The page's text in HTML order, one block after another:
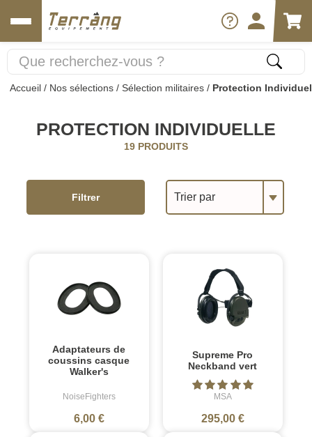
Accueil / Nos sélections / Sélection militaires / Protection
PROTECTION INDIVIDUELLE
19 PRODUITS
Trier par
Filtrer
Adaptateurs de
coussins casque
Walker's
NoiseFighters
6,00 €
Supreme Pro
Neckband vert
MSA
295,00 €